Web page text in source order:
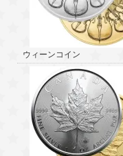
ウィーンコイン